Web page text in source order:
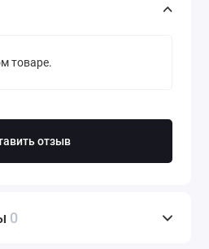
товаре.
отзыв
0